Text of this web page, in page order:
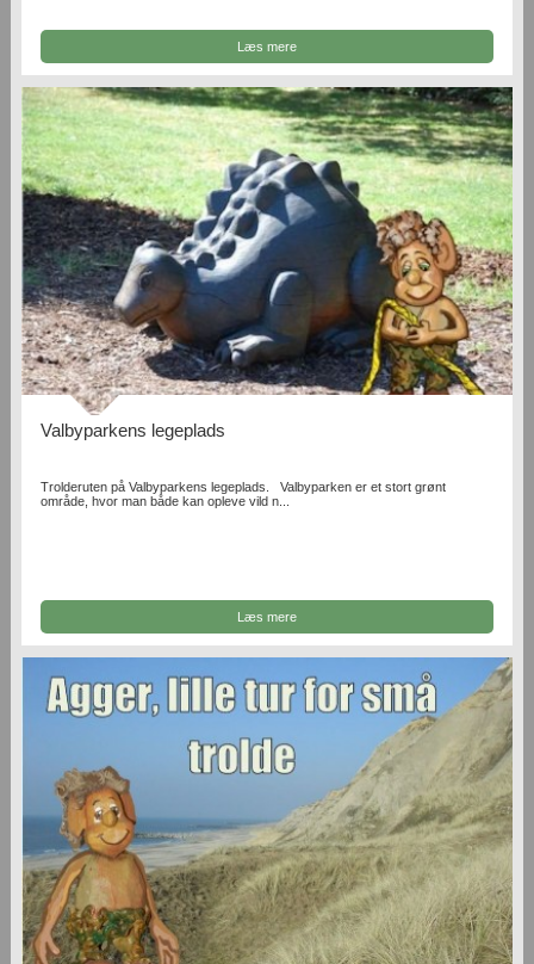
Læs mere
Valbyparkens legeplads
Trolderuten på Valbyparkens legeplads. Valbyparken er et stort grønt
område, hvor man både kan opleve vild n...
Læs mere